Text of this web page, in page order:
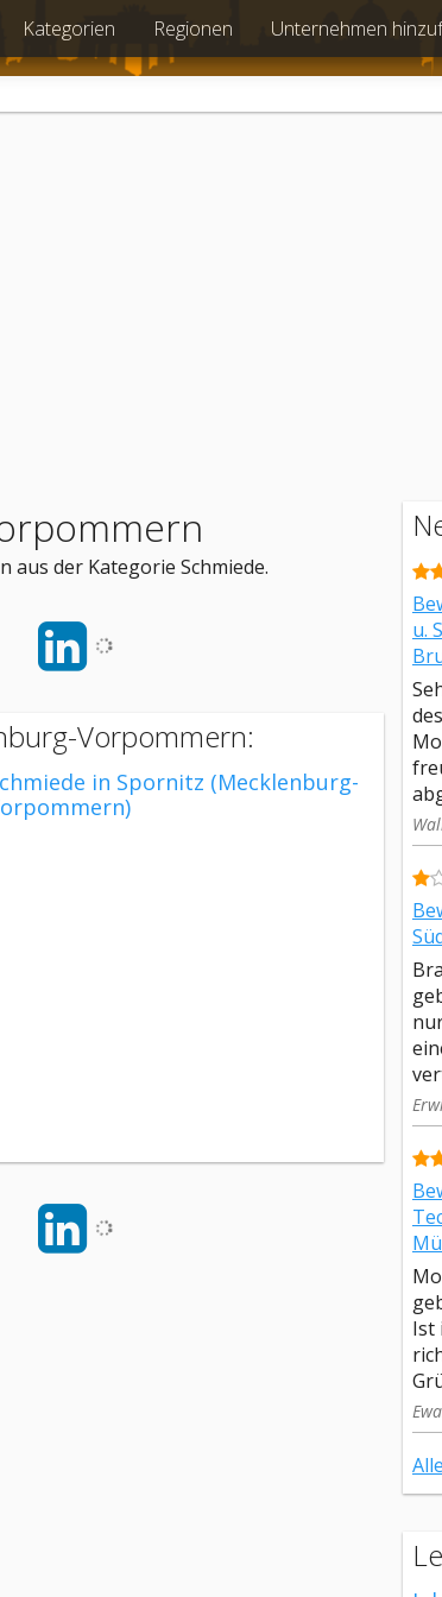
Kategorien Regionen Unternehmen
der Kategorie Schmiede.
Vorpommern:
in Spornitz (Mecklenburg-
u.
Ist